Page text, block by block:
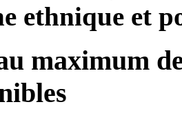
ethnique et
maximum